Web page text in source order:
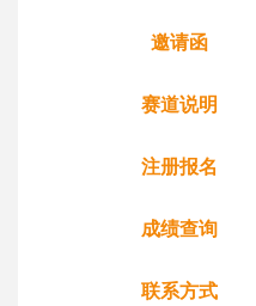
邀请函
赛道说明
注册报名
成绩查询
联系方式